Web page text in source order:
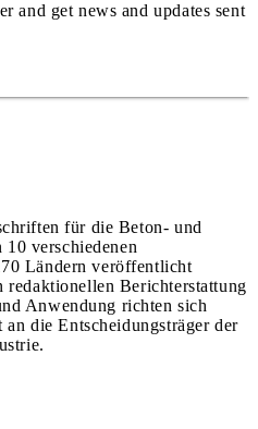
and get news and updates sent
für die Beton- und
verschiedenen
Ländern veröffentlicht
Berichterstattung
Anwendung richten sich
die Entscheidungsträger der